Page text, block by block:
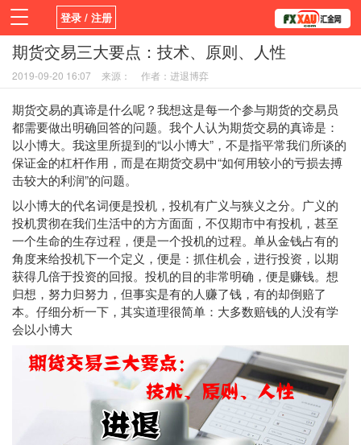
登录 / 注册
首页 新闻 观点 货币
平台
指标EA 书籍
期货交易三大要点：技术、原则、人性
2019-09-20 16:07 来源： 作者：进退博弈
期货交易的真谛是什么呢？我想这是每一个参与期货的交易员
都需要做出明确回答的问题。我个人认为期货交易的真谛是：
以小博大。我这里所提到的“以小博大”，不是指平常我们所谈的
保证金的杠杆作用，而是在期货交易中“如何用较小的亏损去搏
击较大的利润”的问题。
以小博大的代名词便是投机，投机有广义与狭义之分。广义的
投机贯彻在我们生活中的方方面面，不仅期市中有投机，甚至
一个生命的生存过程，便是一个投机的过程。单从金钱占有的
角度来给投机下一个定义，便是：抓住机会，进行投资，以期
获得几倍于投资的回报。投机的目的非常明确，便是赚钱。想
归想，努力归努力，但事实是有的人赚了钱，有的却倒赔了
本。仔细分析一下，其实道理很简单：大多数赔钱的人没有学
会以小博大